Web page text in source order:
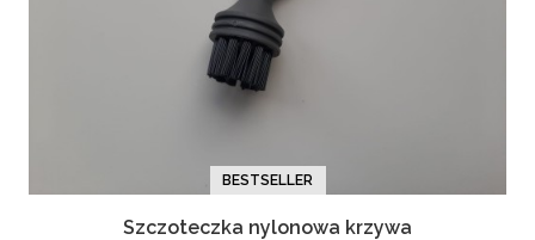
BESTSELLER
Szczoteczka nylonowa krzywa